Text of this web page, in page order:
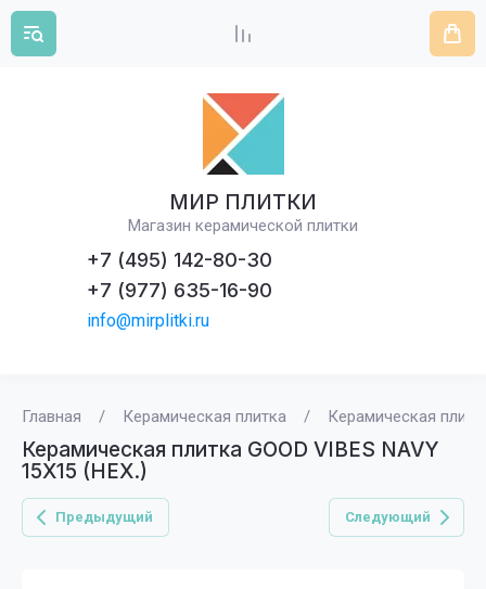
МИР ПЛИТКИ
Магазин керамической плитки
+7 (495) 142-80-30
+7 (977) 635-16-90
info@mirplitki.ru
Главная / Керамическая плитка / Керамическая
Керамическая плитка GOOD VIBES NAVY
15X15 (HEX.)
Предыдущий Следующий